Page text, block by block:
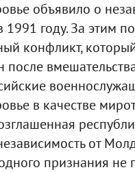
объявило о
году. За этим
конфликт,
после
в качестве
от
признания не